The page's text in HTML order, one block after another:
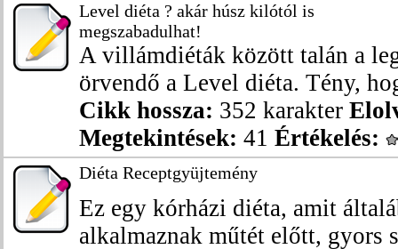
Level diéta ? akár húsz kilótól is
megszabadulhat!
A villámdiéták között talán a
örvendő a Level diéta. Tény,
Cikk hossza: 352 karakter
Megtekintések: 41 Értékelés:
Diéta Receptgyüjtemény
Ez egy kórházi diéta, amit
alkalmaznak műtét előtt, gyors